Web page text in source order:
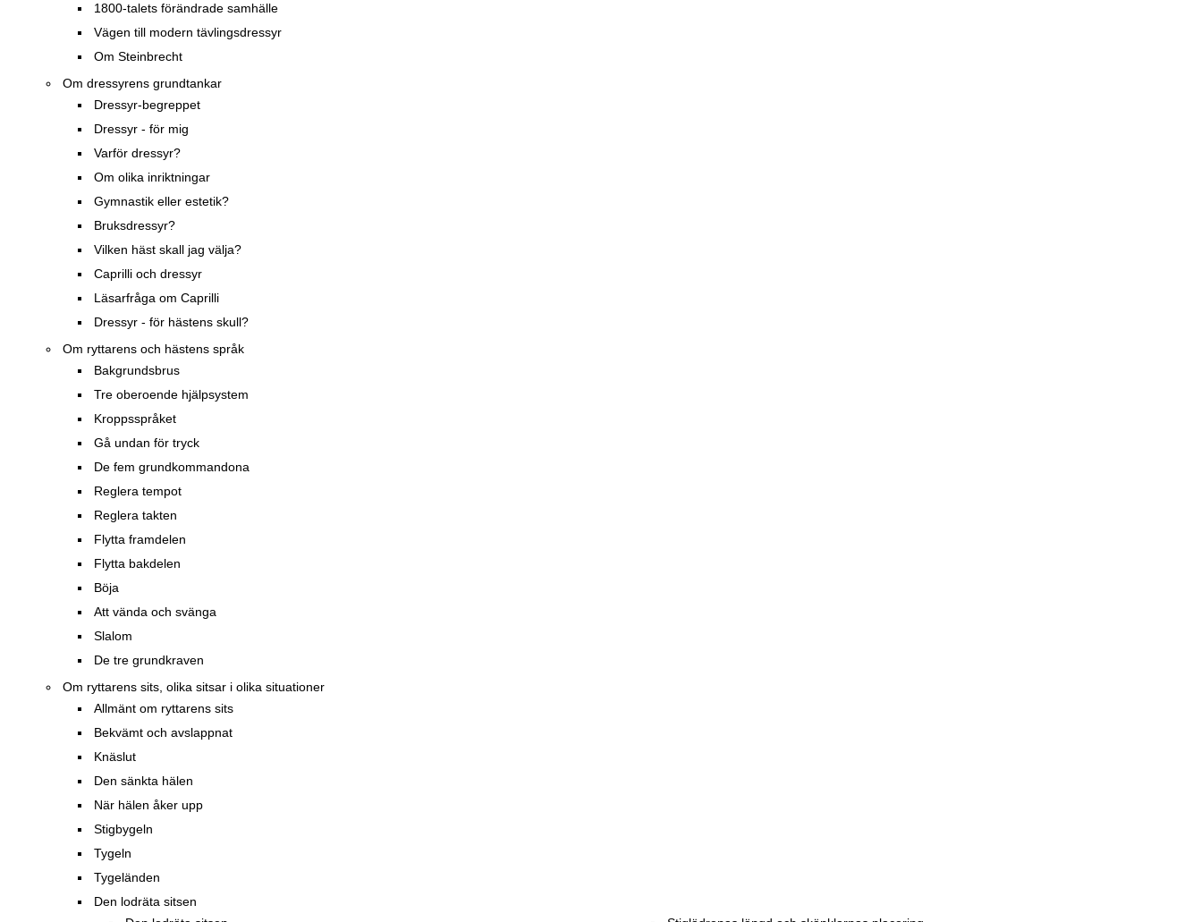
1800-talets förändrade samhälle
Vägen till modern tävlingsdressyr
Om Steinbrecht
Om dressyrens grundtankar
Dressyr-begreppet
Dressyr - för mig
Varför dressyr?
Om olika inriktningar
Gymnastik eller estetik?
Bruksdressyr?
Vilken häst skall jag välja?
Caprilli och dressyr
Läsarfråga om Caprilli
Dressyr - för hästens skull?
Om ryttarens och hästens språk
Bakgrundsbrus
Tre oberoende hjälpsystem
Kroppsspråket
Gå undan för tryck
De fem grundkommandona
Reglera tempot
Reglera takten
Flytta framdelen
Flytta bakdelen
Böja
Att vända och svänga
Slalom
De tre grundkraven
Om ryttarens sits, olika sitsar i olika situationer
Allmänt om ryttarens sits
Bekvämt och avslappnat
Knäslut
Den sänkta hälen
När hälen åker upp
Stigbygeln
Tygeln
Tygeländen
Den lodräta sitsen